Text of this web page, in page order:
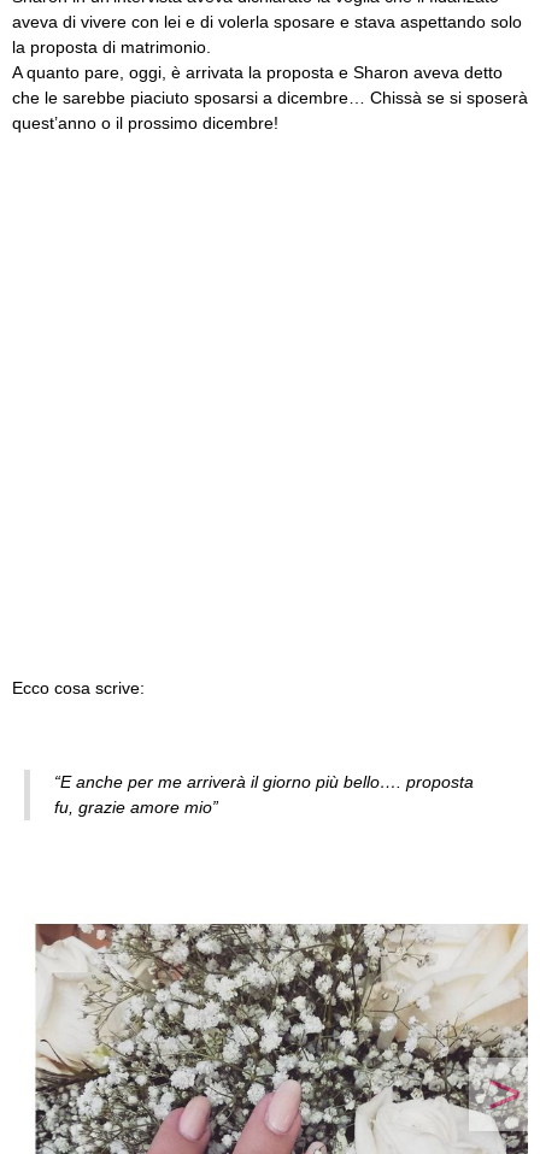
aveva di vivere con lei e di volerla sposare e stava aspettando solo
la proposta di matrimonio.
A quanto pare, oggi, è arrivata la proposta e Sharon aveva detto
che le sarebbe piaciuto sposarsi a dicembre… Chissà se si sposerà
quest’anno o il prossimo dicembre!
Ecco cosa scrive:
“E anche per me arriverà il giorno più bello…. proposta
fu, grazie amore mio”
>